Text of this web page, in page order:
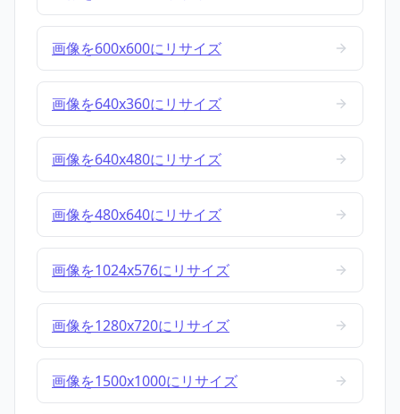
画像を600x600にリサイズ
画像を640x360にリサイズ
画像を640x480にリサイズ
画像を480x640にリサイズ
画像を1024x576にリサイズ
画像を1280x720にリサイズ
画像を1500x1000にリサイズ